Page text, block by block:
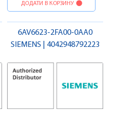
ДОДАТИ В КОРЗИНУ
6AV6623-2FA00-0AA0
SIEMENS | 4042948792223